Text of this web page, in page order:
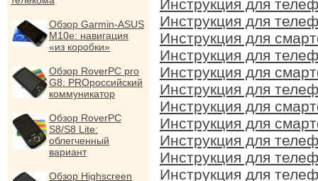
Обзор Garmin-ASUS
M10e: навигация
«из коробки»
Обзор RoverPC pro
G8: PROроссийский
коммуникатор
Обзор RoverPC
S8/S8 Lite:
облегченный
вариант
Обзор Highscreen
Инструкция для
Инструкция для
Инструкция для
Инструкция для
Инструкция для
Инструкция для
Инструкция для
Инструкция для
Инструкция для
Инструкция для
Инструкция для